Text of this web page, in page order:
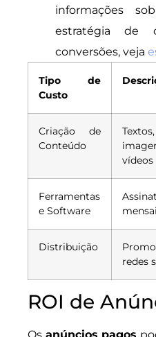
informações
estratégia de
conversões, veja
Tipo de
Custo
Criação de
Conteúdo
Textos,
vídeos
Ferramentas
e Software
Distribuição
redes
ROI de